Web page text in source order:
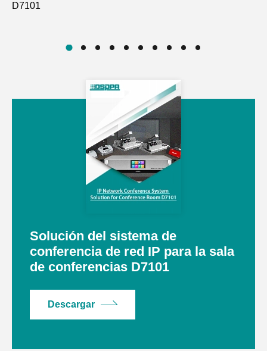
D7101
Solución del sistema de
conferencia de red IP para la sala
de conferencias D7101
Descargar